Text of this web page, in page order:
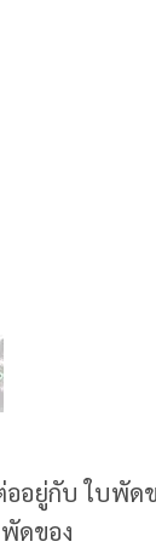
ออยู่กับ ใบพัด
ดของ